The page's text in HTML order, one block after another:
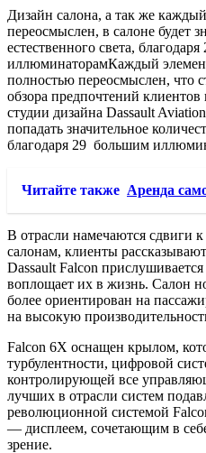
Дизайн салона, а так же
переосмыслен, в салоне будет
естественного света,
иллюминаторамКаждый
полностью переосмыслен, что
обзора предпочтений
студии дизайна Dassault
попадать значительное
благодаря 29 большим
Читайте также Аренда
В отрасли намечаются сдвиги
салонам, клиенты
Dassault Falcon
воплощает их в жизнь. Салон
более ориентирован на
на высокую
Falcon 6X оснащен крылом,
турбулентности, цифровой
контролирующей все
лучших в отрасли систем
революционной системой
— дисплеем, сочетающим в
зрение.